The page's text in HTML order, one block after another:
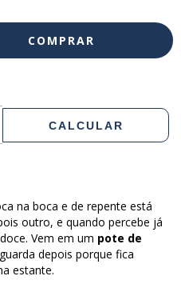
CALCULAR
na boca e de repente está
outro, e quando percebe já
Vem em um pote de
depois porque fica
estante.